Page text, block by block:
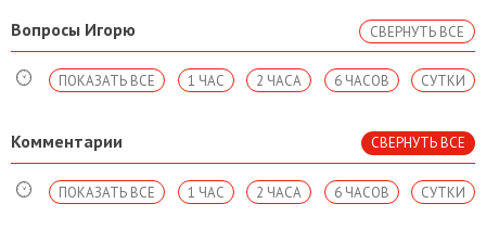
Вопросы Игорю СВЕРНУТЬ ВСЕ
СУТКИ
6 ЧАСОВ
2 ЧАСА
1 ЧАС
ПОКАЗАТЬ ВСЕ
Комментарии СВЕРНУТЬ ВСЕ
СУТКИ
6 ЧАСОВ
2 ЧАСА
1 ЧАС
ПОКАЗАТЬ ВСЕ